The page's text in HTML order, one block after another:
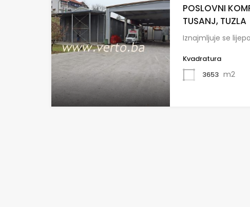
POSLOVNI
TUSANJ, TUZLA
Iznajmljuje se
Kvadratura
3653 m2